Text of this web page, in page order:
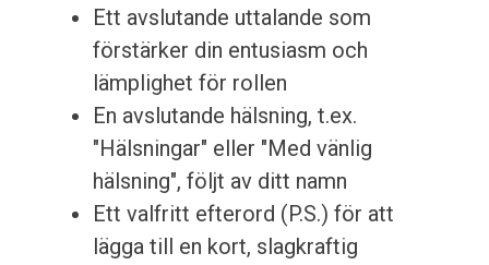
Ett avslutande uttalande som
förstärker din entusiasm och
lämplighet för rollen
En avslutande hälsning, t.ex.
"Hälsningar" eller "Med vänlig
hälsning", följt av ditt namn
Ett valfritt efterord (P.S.) för att
lägga till en kort, slagkraftig